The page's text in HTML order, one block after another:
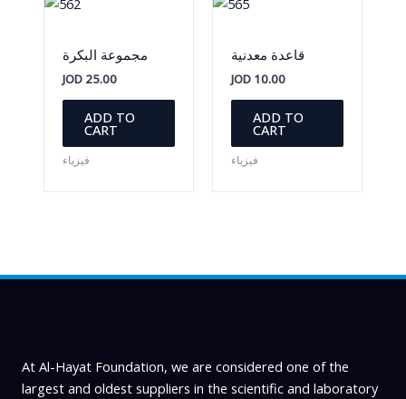
مجموعة البكرة
JOD25.00
ADD TO
CART
فيزياء
قاعدة معدنية
JOD 10.00
ADD TO
CART
فيزياء
At Al-Hayat Foundation, we are considered one of the
largest and oldest suppliers in the scientific and laboratory